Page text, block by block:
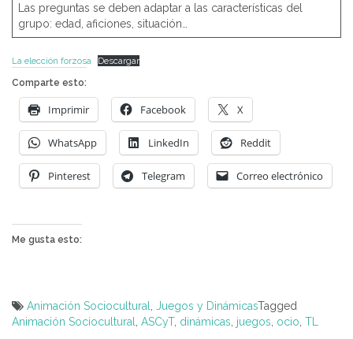
Las preguntas se deben adaptar a las características del
grupo: edad, aficiones, situación…
La elección forzosa
Descargar
Comparte esto:
Imprimir Facebook X
WhatsApp LinkedIn Reddit
Pinterest Telegram Correo electrónico
Me gusta esto:
Animación Sociocultural Juegos y DinámicasTagged
Animación Sociocultural
ASCyT, dinámicas juegos ocio TL